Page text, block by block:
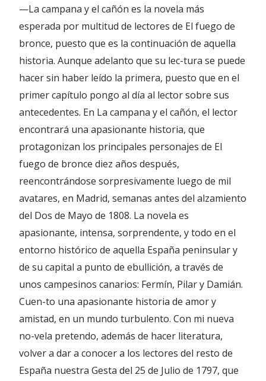
—La campana y el cañón es la novela más
esperada por multitud de lectores de El fuego de
bronce, puesto que es la continuación de aquella
historia. Aunque adelanto que su lec-tura se puede
hacer sin haber leído la primera, puesto que en el
primer capítulo pongo al día al lector sobre sus
antecedentes. En La campana y el cañón, el lector
encontrará una apasionante historia, que
protagonizan los principales personajes de El
fuego de bronce diez años después,
reencontrándose sorpresivamente luego de mil
avatares, en Madrid, semanas antes del alzamiento
del Dos de Mayo de 1808. La novela es
apasionante, intensa, sorprendente, y todo en el
entorno histórico de aquella España peninsular y
de su capital a punto de ebullición, a través de
unos campesinos canarios: Fermín, Pilar y Damián.
Cuen-to una apasionante historia de amor y
amistad, en un mundo turbulento. Con mi nueva
no-vela pretendo, además de hacer literatura,
volver a dar a conocer a los lectores del resto de
España nuestra Gesta del 25 de Julio de 1797, que